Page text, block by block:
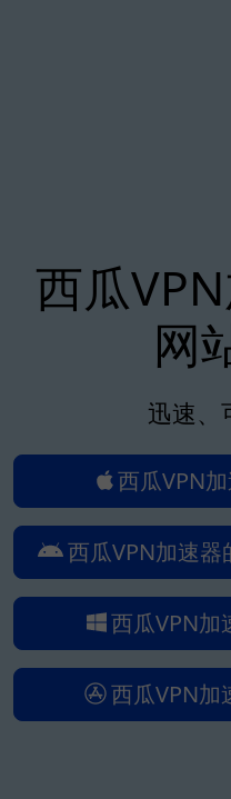
西瓜
网
迅速、
西瓜VPN
西瓜VPN加速器
西瓜VPN
西瓜VPN加